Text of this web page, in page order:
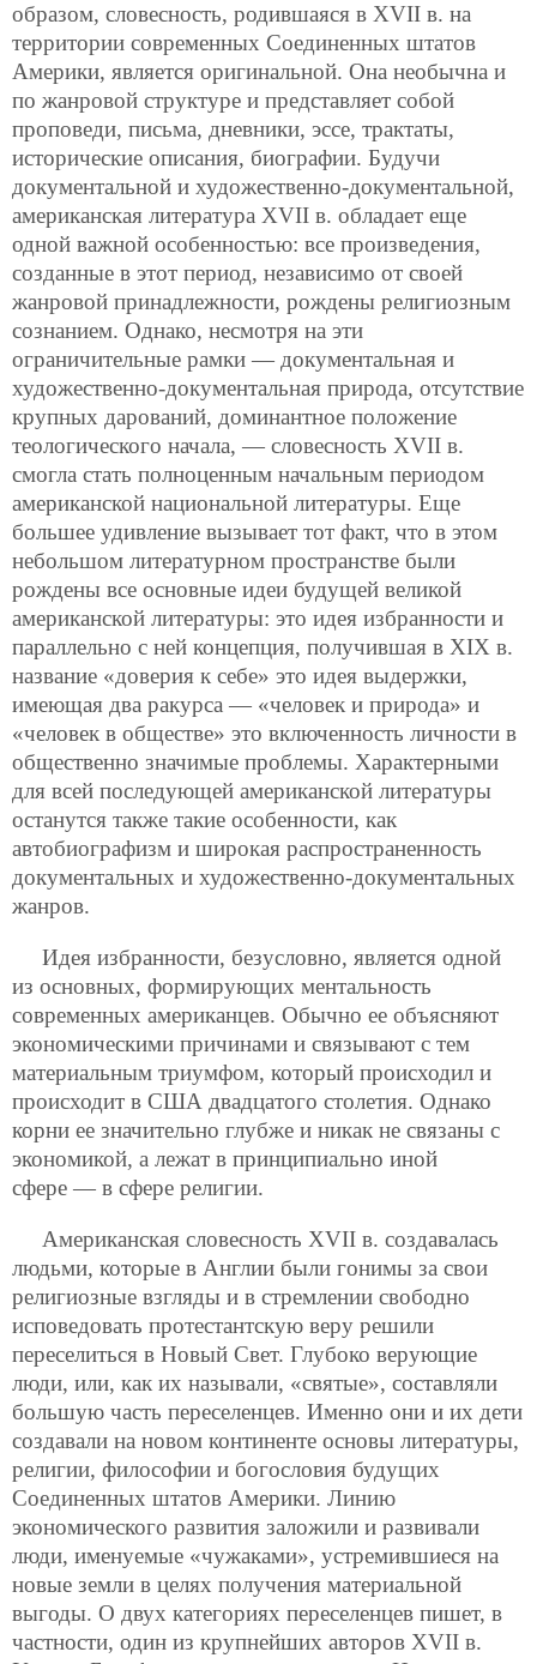
образом, словесность, родившаяся в XVII в. на
территории современных Соединенных штатов
Америки, является оригинальной. Она необычна и
по жанровой структуре и представляет собой
проповеди, письма, дневники, эссе, трактаты,
исторические описания, биографии. Будучи
документальной и художественно-документальной,
американская литература XVII в. обладает еще
одной важной особенностью: все произведения,
созданные в этот период, независимо от своей
жанровой принадлежности, рождены религиозным
сознанием. Однако, несмотря на эти
ограничительные рамки — документальная и
художественно-документальная природа, отсутствие
крупных дарований, доминантное положение
теологического начала, — словесность XVII в.
смогла стать полноценным начальным периодом
американской национальной литературы. Еще
большее удивление вызывает тот факт, что в этом
небольшом литературном пространстве были
рождены все основные идеи будущей великой
американской литературы: это идея избранности и
параллельно с ней концепция, получившая в XIX в.
название «доверия к себе» это идея выдержки,
имеющая два ракурса — «человек и природа» и
«человек в обществе» это включенность личности в
общественно значимые проблемы. Характерными
для всей последующей американской литературы
останутся также такие особенности, как
автобиографизм и широкая распространенность
документальных и художественно-документальных
жанров.
Идея избранности, безусловно, является одной
из основных, формирующих ментальность
современных американцев. Обычно ее объясняют
экономическими причинами и связывают с тем
материальным триумфом, который происходил и
происходит в США двадцатого столетия. Однако
корни ее значительно глубже и никак не связаны с
экономикой, а лежат в принципиально иной
сфере — в сфере религии.
Американская словесность XVII в. создавалась
людьми, которые в Англии были гонимы за свои
религиозные взгляды и в стремлении свободно
исповедовать протестантскую веру решили
переселиться в Новый Свет. Глубоко верующие
люди, или, как их называли, «святые», составляли
большую часть переселенцев. Именно они и их дети
создавали на новом континенте основы литературы,
религии, философии и богословия будущих
Соединенных штатов Америки. Линию
экономического развития заложили и развивали
люди, именуемые «чужаками», устремившиеся на
новые земли в целях получения материальной
выгоды. О двух категориях переселенцев пишет, в
частности, один из крупнейших авторов XVII в.